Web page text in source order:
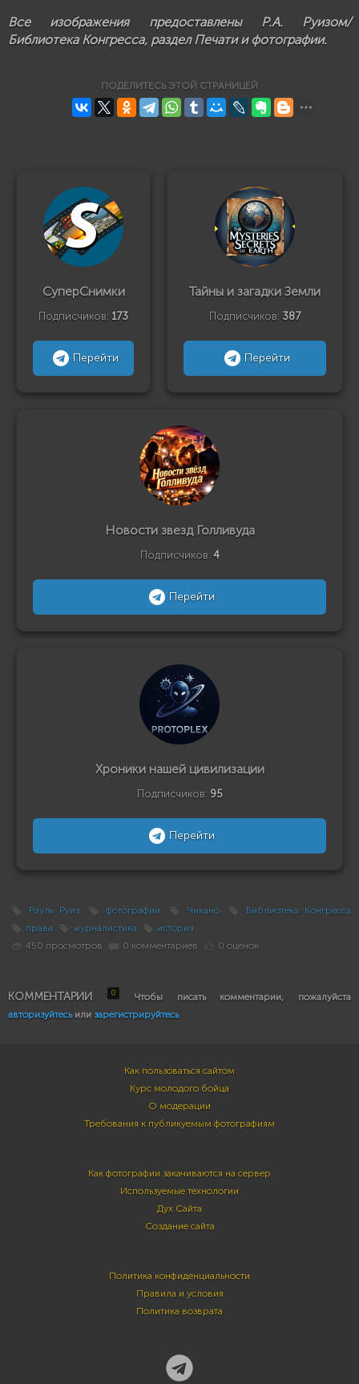
Все изображения предоставлены Р.А. Руизом/
Библиотека Конгресса, раздел Печати и фотографии.
ПОДЕЛИТЕСЬ ЭТОЙ СТРАНИЦЕЙ
СуперСнимки
Подписчиков: 173
Перейти
Тайны и загадки Земли
Подписчиков: 387
Перейти
Новости звезд Голливуда
Подписчиков: 4
Перейти
Хроники нашей цивилизации
Подписчиков: 95
Перейти
Рауль Руиз фотографии Чикано
Библиотека Конгресса
права
журналистика
история
450 просмотров
0 комментариев 0 оценок
КОММЕНТАРИИ 0
Чтобы писать комментарии, пожалуйста
авторизуйтесьили зарегистрируйтесь
Как пользоваться сайтом
Курс молодого бойца
О модерации
Требования к публикуемым фотографиям
Как фотографии закачиваются на сервер
Используемые технологии
Дух Сайта
Создание сайта
Политика конфиденциальности
Правила и условия
Политика возврата